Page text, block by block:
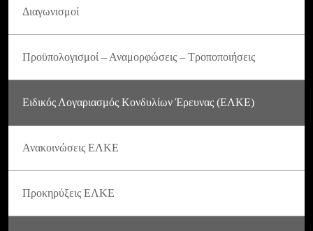
Διαγωνισμοί
Προϋπολογισμοί – Αναμορφώσεις – Τροποποιήσεις
Ειδικός Λογαριασμός Κονδυλίων Έρευνας (ΕΛΚΕ)
Ανακοινώσεις ΕΛΚΕ
Προκηρύξεις ΕΛΚΕ